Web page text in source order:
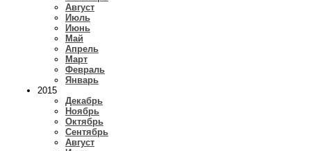
Август
Июль
Июнь
Май
Апрель
Март
Февраль
Январь
2015
Декабрь
Ноябрь
Октябрь
Сентябрь
Август